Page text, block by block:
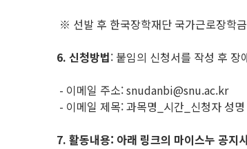
※ 선발 후 한국장학재단 국가근로장학
6. 신청방법: 붙임의 신청서를 작성 후
- 이메일 주소: snudanbi@snu.ac.kr
- 이메일 제목: 과목명_시간_신청자 성
7. 활동내용: 아래 링크의 마이스누 공지